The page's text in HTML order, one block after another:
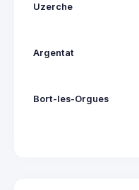
Uzerche
Argentat
Bort-les-Orgues